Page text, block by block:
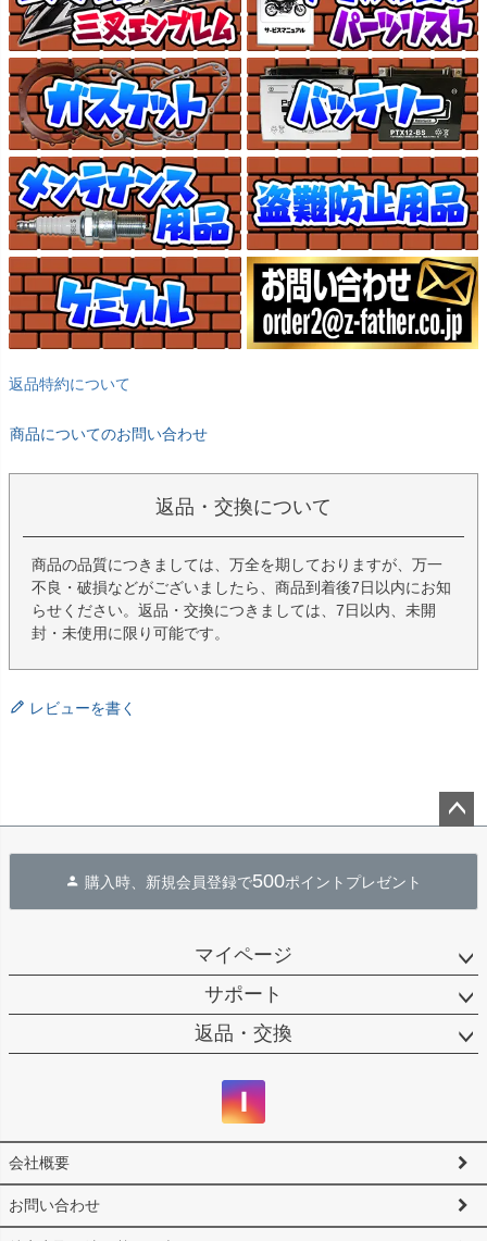
返品特約について
商品についてのお問い合わせ
返品・交換について
商品の品質につきましては、万全を期しておりますが、万一
不良・破損などがございましたら、商品到着後7日以内にお知
らせください。返品・交換につきましては、7日以内、未開
封・未使用に限り可能です。
レビューを書く
へ
購入時、新規会員登録で500ポイントプレゼント
マイページ
サポート
返品・交換
会社概要
お問い合わせ